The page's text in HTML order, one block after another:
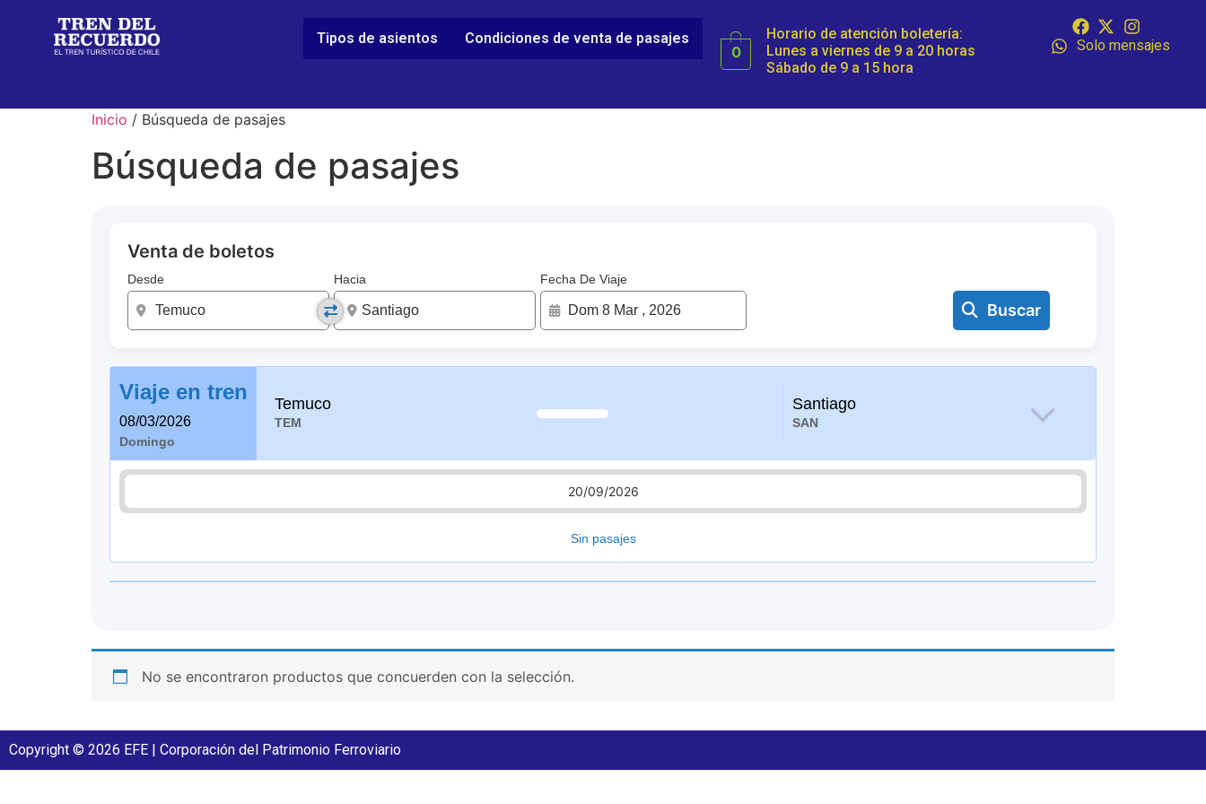
Tipos de asientos Condiciones de venta de pasajes
0
Horario de atención boletería:
Lunes a viernes de 9 a 20 horas
Sábado de 9 a 15 hora
Solo mensajes
Inicio / Búsqueda de pasajes
Búsqueda de pasajes
Venta de boletos
Desde Hacia Fecha De Viaje
Buscar
Viaje en tren
08/03/2026
Domingo
Temuco
TEM
Santiago
SAN
20/09/2026
Sin pasajes
No se encontraron productos que concuerden con la selección.
Copyright © 2026 EFE | Corporación del Patrimonio Ferroviario